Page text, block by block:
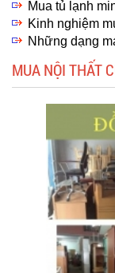
Mua tủ lạnh
Kinh nghiệm
Những dạng
MUA NỘI THẤT